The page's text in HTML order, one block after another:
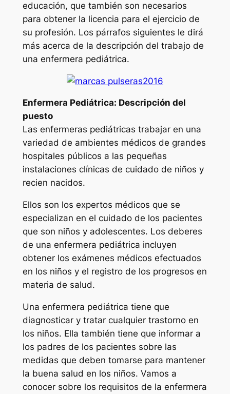
educación, que también son necesarios
para obtener la licencia para el ejercicio de
su profesión. Los párrafos siguientes le dirá
más acerca de la descripción del trabajo de
una enfermera pediátrica.
Enfermera Pediátrica: Descripción del
puesto
Las enfermeras pediátricas trabajar en una
variedad de ambientes médicos de grandes
hospitales públicos a las pequeñas
instalaciones clínicas de cuidado de niños y
recien nacidos.
Ellos son los expertos médicos que se
especializan en el cuidado de los pacientes
que son niños y adolescentes. Los deberes
de una enfermera pediátrica incluyen
obtener los exámenes médicos efectuados
en los niños y el registro de los progresos en
materia de salud.
Una enfermera pediátrica tiene que
diagnosticar y tratar cualquier trastorno en
los niños. Ella también tiene que informar a
los padres de los pacientes sobre las
medidas que deben tomarse para mantener
la buena salud en los niños. Vamos a
conocer sobre los requisitos de la enfermera